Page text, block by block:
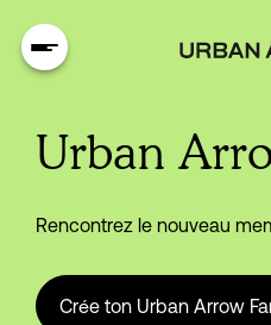
Urban
Rencontrez le nouveau
Crée ton Urban Arrow